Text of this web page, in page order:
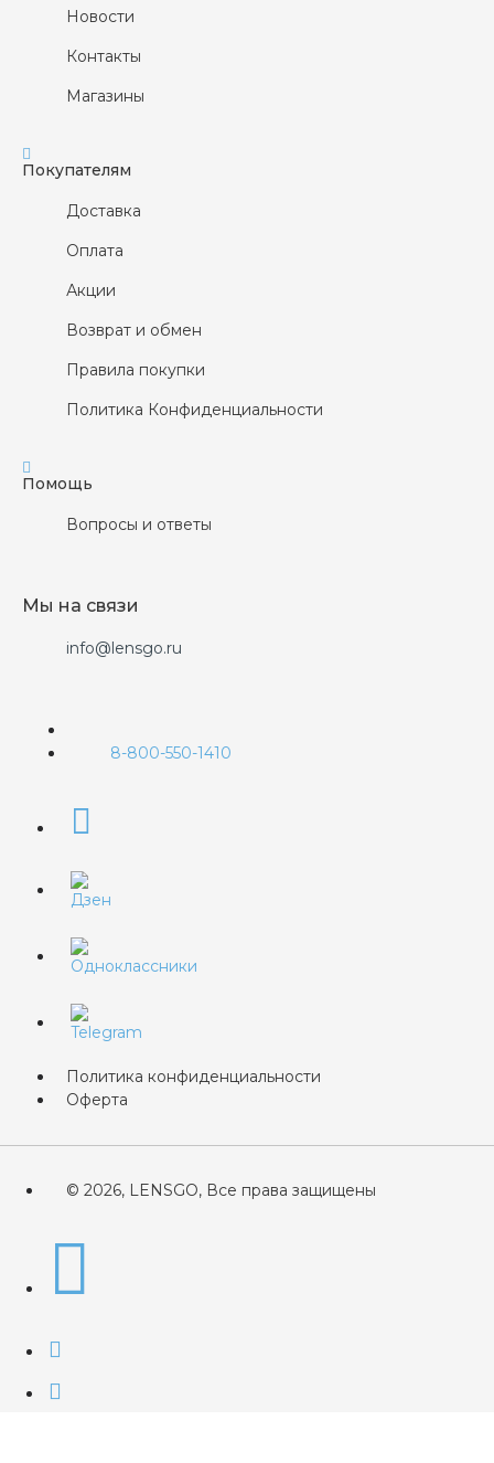
Новости
Контакты
Магазины
Покупателям
Доставка
Оплата
Акции
Возврат и обмен
Правила покупки
Политика Конфиденциальности
Помощь
Вопросы и ответы
Мы на связи
info@lensgo.ru
8-800-550-1410
Политика конфиденциальности
Оферта
© 2026, LENSGO, Все права защищены